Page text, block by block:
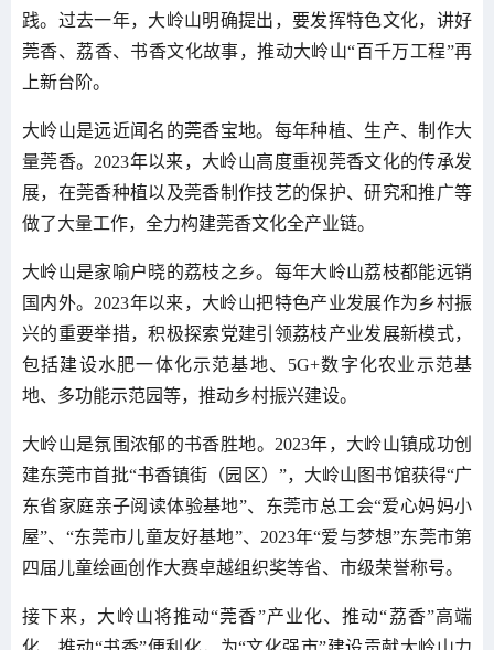
践。过去一年，大岭山明确提出，要发挥特色文化，讲好
莞香、荔香、书香文化故事，推动大岭山“百千万工程”再
上新台阶。
大岭山是远近闻名的莞香宝地。每年种植、生产、制作大
量莞香。2023年以来，大岭山高度重视莞香文化的传承发
展，在莞香种植以及莞香制作技艺的保护、研究和推广等
做了大量工作，全力构建莞香文化全产业链。
大岭山是家喻户晓的荔枝之乡。每年大岭山荔枝都能远销
国内外。2023年以来，大岭山把特色产业发展作为乡村振
兴的重要举措，积极探索党建引领荔枝产业发展新模式，
包括建设水肥一体化示范基地、5G+数字化农业示范基
地、多功能示范园等，推动乡村振兴建设。
大岭山是氛围浓郁的书香胜地。2023年，大岭山镇成功创
建东莞市首批“书香镇街（园区）”，大岭山图书馆获得“广
东省家庭亲子阅读体验基地”、东莞市总工会“爱心妈妈小
屋”、“东莞市儿童友好基地”、2023年“爱与梦想”东莞市第
四届儿童绘画创作大赛卓越组织奖等省、市级荣誉称号。
接下来，大岭山将推动“莞香”产业化、推动“荔香”高端